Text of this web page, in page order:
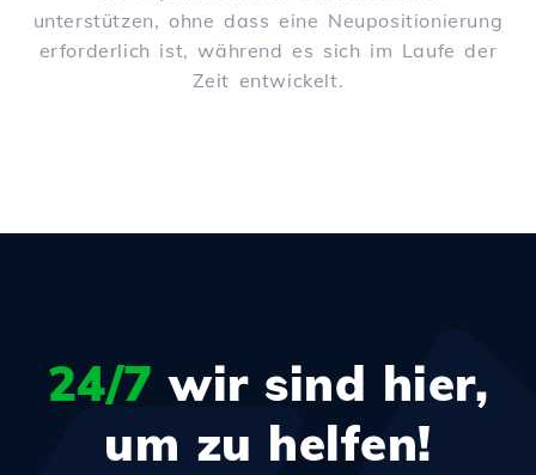
unterstützen, ohne dass eine Neupositionierung
erforderlich ist, während es sich im Laufe der
Zeit entwickelt.
24/7 wir sind hier,
um zu helfen!